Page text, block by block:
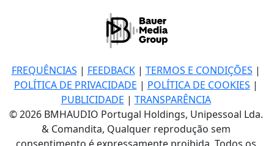
FREQUÊNCIAS | FEEDBACK| TERMOS E CONDIÇÕES |
POLÍTICA DE PRIVACIDADE | POLÍTICA DE COOKIES |
PUBLICIDADE | TRANSPARÊNCIA
© 2026 BMHAUDIO Portugal Holdings, Unipessoal Lda.
& Comandita, Qualquer reprodução sem